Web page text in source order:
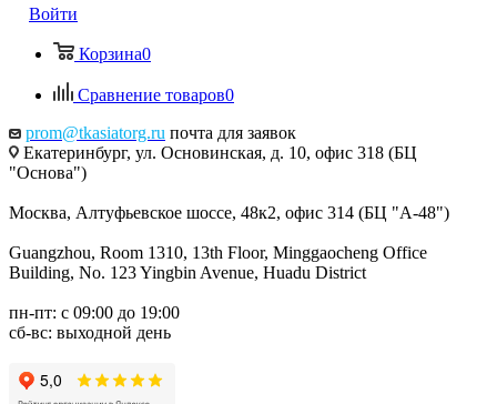
Войти
Корзина0
Сравнение товаров0
prom@tkasiatorg.ru почта для заявок
Екатеринбург, ул. Основинская, д. 10, офис 318 (БЦ
"Основа")
Москва, Алтуфьевское шоссе, 48к2, офис 314 (БЦ "А-48")
Guangzhou, Room 1310, 13th Floor, Minggaocheng Office
Building, No. 123 Yingbin Avenue, Huadu District
пн-пт: с 09:00 до 19:00
сб-вс: выходной день